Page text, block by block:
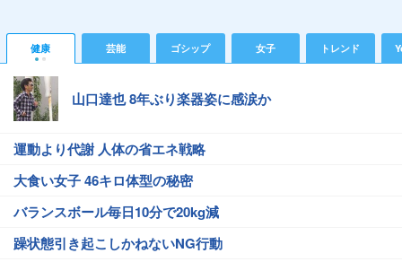
健康 芸能 ゴシップ 女子 トレンド
山口達也 8年ぶり楽器姿に感涙か
運動より代謝 人体の省エネ戦略
大食い女子 46キロ体型の秘密
バランスボール毎日10分で20kg減
躁状態引き起こしかねないNG行動